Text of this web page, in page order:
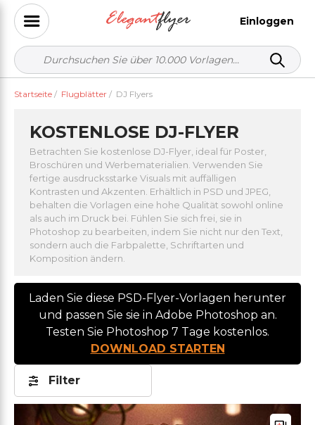
Einloggen
Startseite / Flugblätter / DJ Flyers
KOSTENLOSE DJ-FLYER
Betrachten Sie kostenlose DJ-Flyer, ideal für Poster,
Broschüren und Werbematerialien. Verwenden Sie
fertige ausdrucksstarke Visuals mit auffälligen
Kontrasten und Akzenten. Erhältlich in PSD und JPEG,
behalten die Vorlagen eine hohe Qualität sowohl online
als auch im Druck bei. Fühlen Sie sich frei, sie in
Photoshop zu bearbeiten, indem Sie nicht nur den Text,
sondern auch die Farbpalette, Schriftarten und
Komposition ändern.
Laden Sie diese PSD-Flyer-Vorlagen herunter
und passen Sie sie in Adobe Photoshop an.
Testen Sie Photoshop 7 Tage kostenlos.
DOWNLOAD STARTEN
Filter